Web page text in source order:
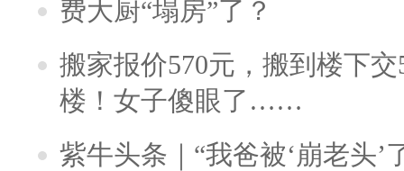
费大厨“塌房”了？
搬家报价570元，搬到楼下
楼！女子傻眼了……
紫牛头条｜“我爸被‘崩老头’